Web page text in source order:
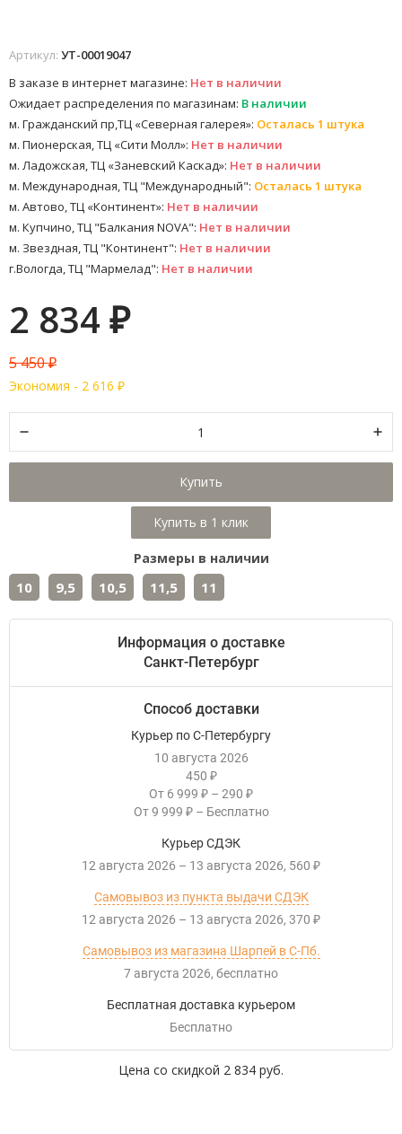
Артикул: УТ-00019047
В заказе в интернет магазине: Нет в наличии
Ожидает распределения по магазинам: В наличии
м. Гражданский пр,ТЦ «Северная галерея»: Осталась 1 штука
м. Пионерская, ТЦ «Сити Молл»: Нет в наличии
м. Ладожская, ТЦ «Заневский Каскад»: Нет в наличии
м. Международная, ТЦ "Международный": Осталась 1 штука
м. Автово, ТЦ «Континент»: Нет в наличии
м. Купчино, ТЦ "Балкания NOVA": Нет в наличии
м. Звездная, ТЦ "Континент": Нет в наличии
г.Вологда, ТЦ "Мармелад": Нет в наличии
2 834 ₽
5 450₽
Экономия - 2 616 ₽
Купить
Размеры в наличии
10 9,5 10,5 11,5 11
Информация о доставке
Санкт-Петербург
Способ доставки
Курьер по С-Петербургу
10 августа 2026
450 ₽
От 6 999 ₽ – 290 ₽
От 9 999 ₽ – Бесплатно
Курьер СДЭК
12 августа 2026 – 13 августа 2026 560 ₽
Самовывоз из пункта выдачи СДЭК
12 августа 2026 – 13 августа 2026 370 ₽
Самовывоз из магазина Шарпей в С-Пб.
7 августа 2026
Бесплатно
Бесплатная доставка курьером
Бесплатно
Цена со скидкой 2 834 руб.